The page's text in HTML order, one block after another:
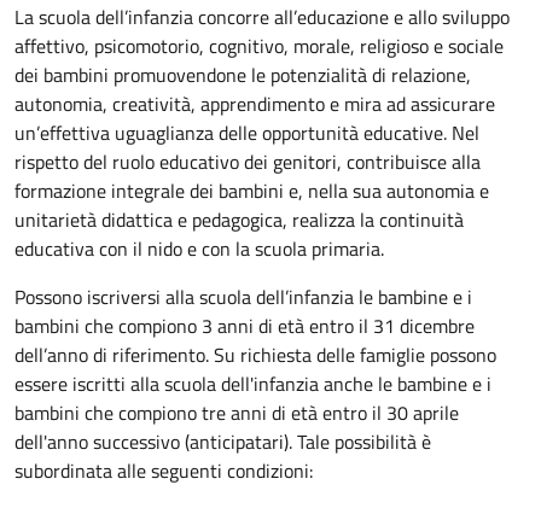
La scuola dell’infanzia concorre all’educazione e allo sviluppo
affettivo, psicomotorio, cognitivo, morale, religioso e sociale
dei bambini promuovendone le potenzialità di relazione,
autonomia, creatività, apprendimento e mira ad assicurare
un’effettiva uguaglianza delle opportunità educative. Nel
rispetto del ruolo educativo dei genitori, contribuisce alla
formazione integrale dei bambini e, nella sua autonomia e
unitarietà didattica e pedagogica, realizza la continuità
educativa con il nido e con la scuola primaria.
Possono iscriversi alla scuola dell’infanzia le bambine e i
bambini che compiono 3 anni di età entro il 31 dicembre
dell’anno di riferimento. Su richiesta delle famiglie possono
essere iscritti alla scuola dell'infanzia anche le bambine e i
bambini che compiono tre anni di età entro il 30 aprile
dell'anno successivo (anticipatari). Tale possibilità è
subordinata alle seguenti condizioni: